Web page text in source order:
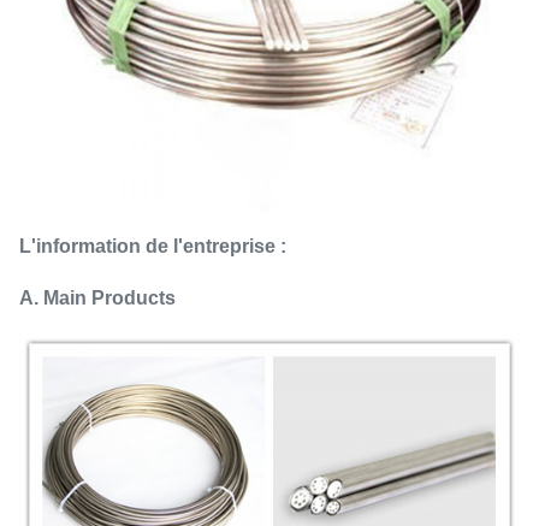
L'information de l'entreprise :
A. Main Products